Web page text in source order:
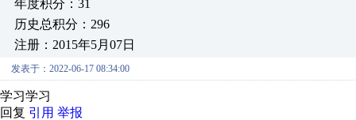
年度积分：31
历史总积分：296
注册：2015年5月07日
发表于：2022-06-17 08:34:00
学习学习
回复 引用 举报